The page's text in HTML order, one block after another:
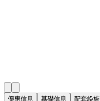
優惠信息 基礎信息 配套設施